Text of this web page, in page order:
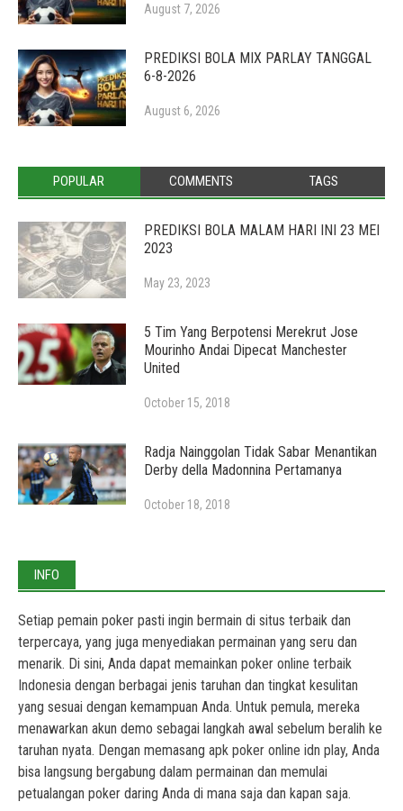
August 7, 2026
PREDIKSI BOLA MIX PARLAY TANGGAL
6-8-2026
August 6, 2026
POPULAR COMMENTS TAGS
PREDIKSI BOLA MALAM HARI INI 23 MEI
2023
May 23, 2023
5 Tim Yang Berpotensi Merekrut Jose
Mourinho Andai Dipecat Manchester
United
October 15, 2018
Radja Nainggolan Tidak Sabar Menantikan
Derby della Madonnina Pertamanya
October 18, 2018
INFO
Setiap pemain poker pasti ingin bermain di situs terbaik dan
terpercaya, yang juga menyediakan permainan yang seru dan
menarik. Di sini, Anda dapat memainkan poker online terbaik
Indonesia dengan berbagai jenis taruhan dan tingkat kesulitan
yang sesuai dengan kemampuan Anda. Untuk pemula, mereka
menawarkan akun demo sebagai langkah awal sebelum beralih ke
taruhan nyata. Dengan memasang apk poker online idn play, Anda
bisa langsung bergabung dalam permainan dan memulai
petualangan poker daring Anda di mana saja dan kapan saja.